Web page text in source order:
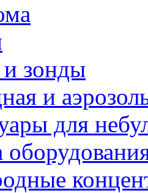
и зонды
и
для